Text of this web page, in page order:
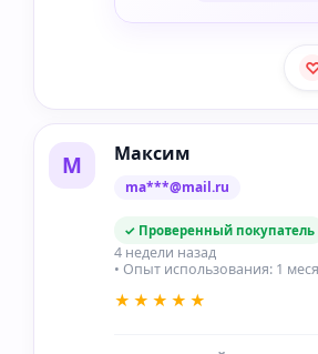
М Максим
ma***@mail.ru
✓ Проверенный покупатель
4 недели назад
• Опыт использования: 1
★★★★★